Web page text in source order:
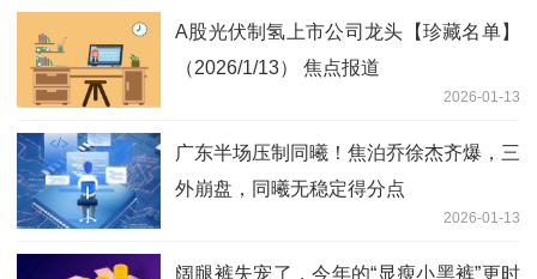
A股光伏制氢上市公司龙头【珍藏名单】
（2026/1/13） 焦点报道
2026-01-13
广东半场压制同曦！焦泊乔徐杰齐爆，三
外崩盘，同曦无稳定得分点
2026-01-13
阔腿裤失宠了，今年的“显瘦小黑裤”更时